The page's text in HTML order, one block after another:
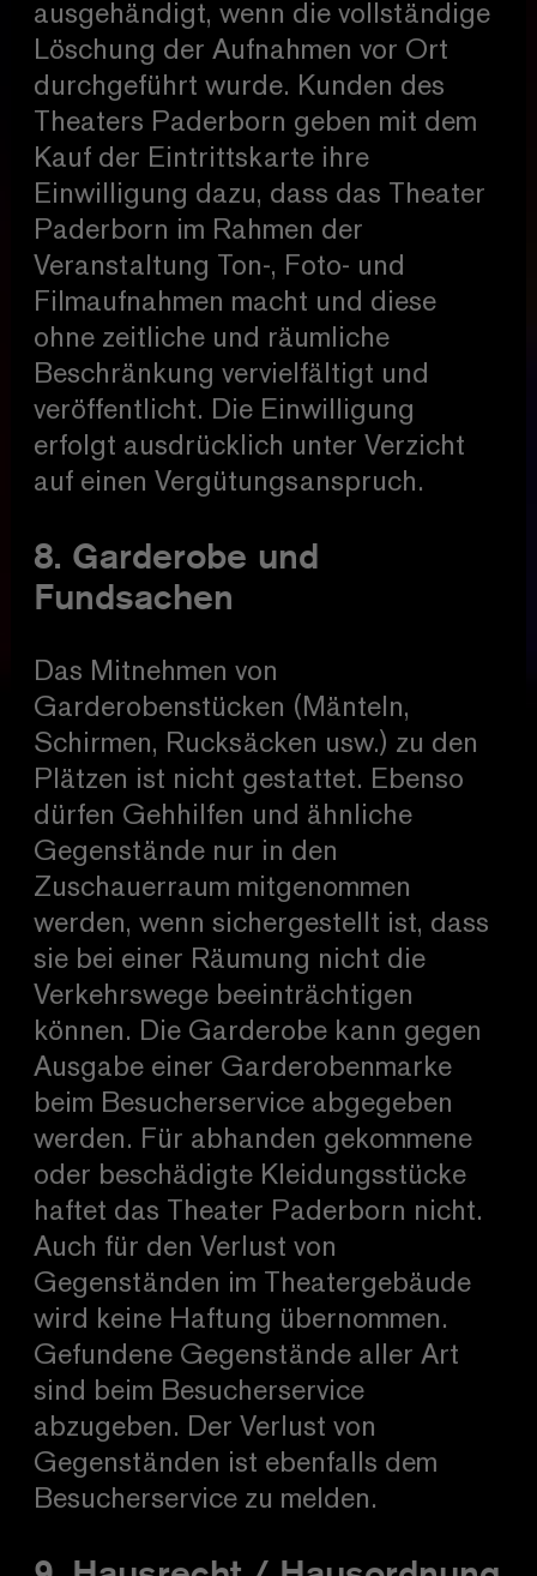
ausgehändigt, wenn die vollständige
Löschung der Aufnahmen vor Ort
durchgeführt wurde. Kunden des
Theaters Paderborn geben mit dem
Kauf der Eintrittskarte ihre
Einwilligung dazu, dass das Theater
Paderborn im Rahmen der
Veranstaltung Ton-, Foto- und
Filmaufnahmen macht und diese
ohne zeitliche und räumliche
Beschränkung vervielfältigt und
veröffentlicht. Die Einwilligung
erfolgt ausdrücklich unter Verzicht
auf einen Vergütungsanspruch.
8. Garderobe und
Fundsachen
Das Mitnehmen von
Garderobenstücken (Mänteln,
Schirmen, Rucksäcken usw.) zu den
Plätzen ist nicht gestattet. Ebenso
dürfen Gehhilfen und ähnliche
Gegenstände nur in den
Zuschauerraum mitgenommen
werden, wenn sichergestellt ist, dass
sie bei einer Räumung nicht die
Verkehrswege beeinträchtigen
können. Die Garderobe kann gegen
Ausgabe einer Garderobenmarke
beim Besucherservice abgegeben
werden. Für abhanden gekommene
oder beschädigte Kleidungsstücke
haftet das Theater Paderborn nicht.
Auch für den Verlust von
Gegenständen im Theatergebäude
wird keine Haftung übernommen.
Gefundene Gegenstände aller Art
sind beim Besucherservice
abzugeben. Der Verlust von
Gegenständen ist ebenfalls dem
Besucherservice zu melden.